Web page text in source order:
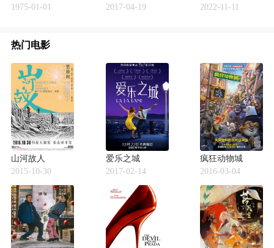
1975-01-01
2017-04-19
2022-11-11
热门电影
山河故人
2015-10-30
爱乐之城
2017-02-14
疯狂动物城
2016-03-04